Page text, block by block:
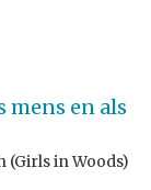
mens en als
(Girls in Woods)